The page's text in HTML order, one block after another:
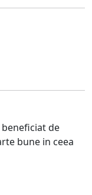
de
bune in ceea